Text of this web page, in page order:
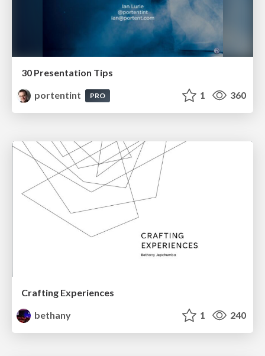
30 Presentation Tips
portentint
PRO 1 360
Crafting Experiences
bethany
1 240